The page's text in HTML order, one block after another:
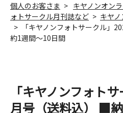
個人のお客さま キヤノンオン
ォトサークル月刊誌など
キヤ
「キヤノンフォトサークル」
約1週間～10日間
「キヤノンフォト
月号（送料込） ■